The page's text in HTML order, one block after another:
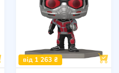
від 1 263 ₴